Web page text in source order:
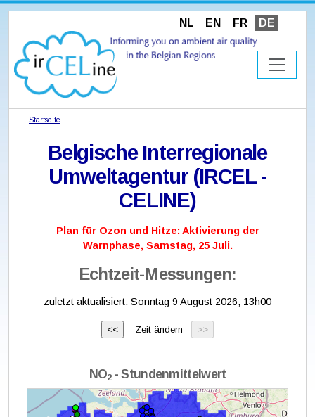
NL EN FR DE
Startseite
Belgische Interregionale
Umweltagentur (IRCEL -
CELINE)
Plan für Ozon und Hitze: Aktivierung der
Warnphase, Samstag, 25 Juli.
Echtzeit-Messungen:
zuletzt aktualisiert: Sonntag 9 August 2026, 13h00
Zeit ändern
NO2- Stundenmittelwert